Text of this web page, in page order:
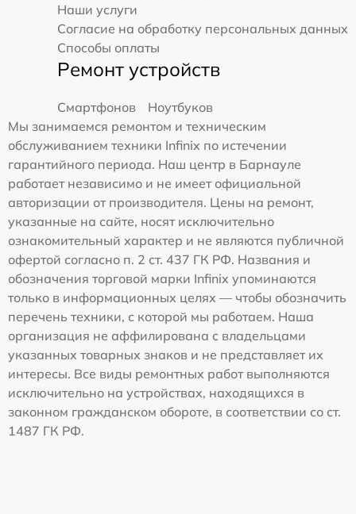
Наши услуги
Согласие на обработку персональных данных
Способы оплаты
Ремонт устройств
Смартфонов
Ноутбуков
Мы занимаемся ремонтом и техническим
обслуживанием техники Infinix по истечении
гарантийного периода. Наш центр в Барнауле
работает независимо и не имеет официальной
авторизации от производителя. Цены на ремонт,
указанные на сайте, носят исключительно
ознакомительный характер и не являются публичной
офертой согласно п. 2 ст. 437 ГК РФ. Названия и
обозначения торговой марки Infinix упоминаются
только в информационных целях — чтобы обозначить
перечень техники, с которой мы работаем. Наша
организация не аффилирована с владельцами
указанных товарных знаков и не представляет их
интересы. Все виды ремонтных работ выполняются
исключительно на устройствах, находящихся в
законном гражданском обороте, в соответствии со ст.
1487 ГК РФ.